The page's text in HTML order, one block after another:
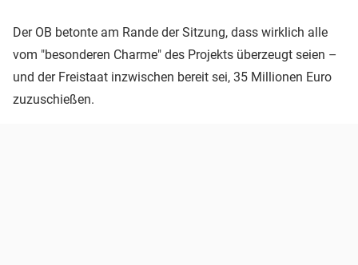
Der OB betonte am Rande der Sitzung, dass wirklich alle
vom "besonderen Charme" des Projekts überzeugt seien –
und der Freistaat inzwischen bereit sei, 35 Millionen Euro
zuzuschießen.